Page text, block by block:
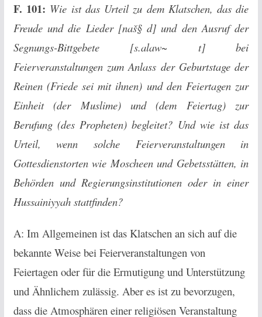
F. 101: Wie ist das Urteil zu dem Klatschen, das die
Freude und die Lieder [naš§ d] und den Ausruf der
Segnungs-Bittgebete [s.alaw~ t] bei
Feierveranstaltungen zum Anlass der Geburtstage der
Reinen (Friede sei mit ihnen) und den Feiertagen zur
Einheit (der Muslime) und (dem Feiertag) zur
Berufung (des Propheten) begleitet? Und wie ist das
Urteil, wenn solche Feierveranstaltungen in
Gottesdienstorten wie Moscheen und Gebetsstätten, in
Behörden und Regierungsinstitutionen oder in einer
Hussainiyyah stattfinden?
A: Im Allgemeinen ist das Klatschen an sich auf die
bekannte Weise bei Feierveranstaltungen von
Feiertagen oder für die Ermutigung und Unterstützung
und Ähnlichem zulässig. Aber es ist zu bevorzugen,
dass die Atmosphären einer religiösen Veranstaltung